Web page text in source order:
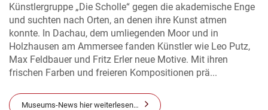
Künstlergruppe „Die Scholle“ gegen die akademische Enge
und suchten nach Orten, an denen ihre Kunst atmen
konnte. In Dachau, dem umliegenden Moor und in
Holzhausen am Ammersee fanden Künstler wie Leo Putz,
Max Feldbauer und Fritz Erler neue Motive. Mit ihren
frischen Farben und freieren Kompositionen prä...
Museums-News hier weiterlesen…